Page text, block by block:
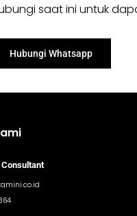
saat ini untuk
Hubungi Whatsapp